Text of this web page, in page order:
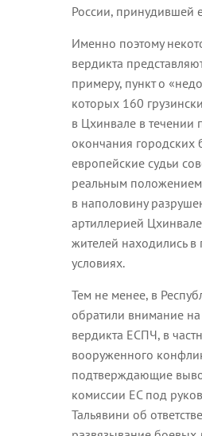
России, принудившей
Именно поэтому
вердикта
примеру, пункт о
которых 160
в Цхинвале в течении
окончания городских
европейские судьи
реальным
в наполовину
артиллерией
жителей находились
условиях.
Тем не менее, в
обратили внимание
вердикта ЕСПЧ, в
вооруженного
подтверждающие
комиссии ЕС под
Тальявини об